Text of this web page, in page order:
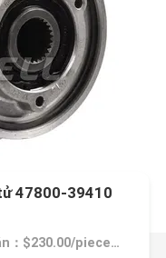
47800-39410
Giá bán：$230.00/pieces 2-199 pieces